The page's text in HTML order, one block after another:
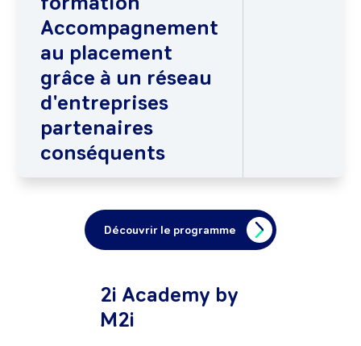
Accompagnement
au placement
grâce à un réseau
d'entreprises
partenaires
conséquents
Découvrir le programme
2i Academy by
M2i